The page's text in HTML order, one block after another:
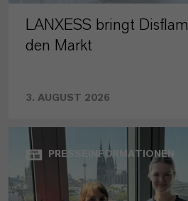
LANXESS bringt
den Markt
3. AUGUST 2026
PRESSEINFORMATIONEN